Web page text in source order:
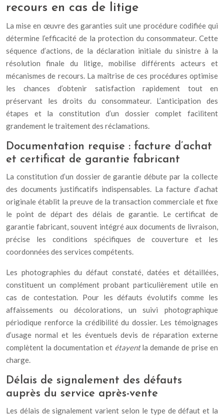
recours en cas de litige
La mise en œuvre des garanties suit une procédure codifiée qui
détermine l’efficacité de la protection du consommateur. Cette
séquence d’actions, de la déclaration initiale du sinistre à la
résolution finale du litige, mobilise différents acteurs et
mécanismes de recours. La maîtrise de ces procédures optimise
les chances d’obtenir satisfaction rapidement tout en
préservant les droits du consommateur. L’anticipation des
étapes et la constitution d’un dossier complet facilitent
grandement le traitement des réclamations.
Documentation requise : facture d’achat
et certificat de garantie fabricant
La constitution d’un dossier de garantie débute par la collecte
des documents justificatifs indispensables. La facture d’achat
originale établit la preuve de la transaction commerciale et fixe
le point de départ des délais de garantie. Le certificat de
garantie fabricant, souvent intégré aux documents de livraison,
précise les conditions spécifiques de couverture et les
coordonnées des services compétents.
Les photographies du défaut constaté, datées et détaillées,
constituent un complément probant particulièrement utile en
cas de contestation. Pour les défauts évolutifs comme les
affaissements ou décolorations, un suivi photographique
périodique renforce la crédibilité du dossier. Les témoignages
d’usage normal et les éventuels devis de réparation externe
complètent la documentation et étayentla demande de prise en
charge.
Délais de signalement des défauts
auprès du service après-vente
Les délais de signalement varient selon le type de défaut et la